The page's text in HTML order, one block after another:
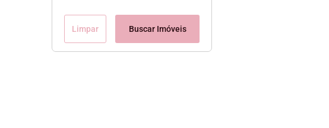
Limpar Buscar Imóveis